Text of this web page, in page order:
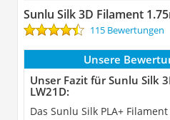
Sunlu Silk 3D Filament
115 Bewertungen
Unsere
Unser Fazit für Sunlu Silk
LW21D:
Das Sunlu Silk PLA+